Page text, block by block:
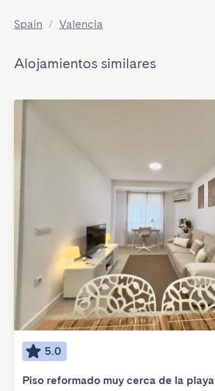
Spain / Valencia
Alojamientos similares
5.0
Piso reformado muy cerca de la playa